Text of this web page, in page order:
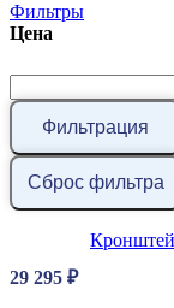
Фильтры
Цена
Фильтрация
Сброс фильтра
29 295 ₽